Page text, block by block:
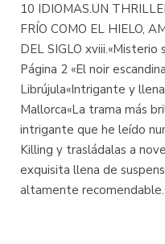
10 IDIOMAS.UN
FRÍO COMO EL HIELO,
DEL SIGLO xviii.«Misterio
Página 2 «El noir
Librújula«Intrigante y
Mallorca«La trama más
intrigante que he leído
Killing y trasládalas a
exquisita llena de
altamente